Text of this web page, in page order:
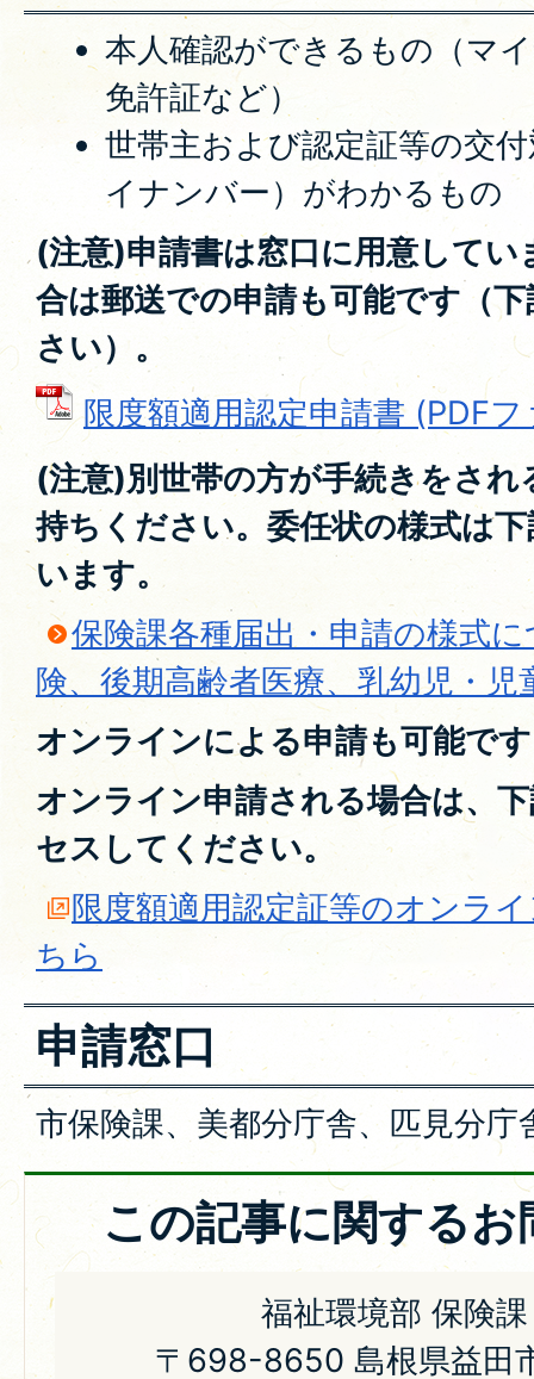
本人確認ができるもの（マ
免許証など）
世帯主および認定証等の交
イナンバー）がわかるもの
(注意)申請書は窓口に用意してい
合は郵送での申請も可能です（
さい）。
限度額適用認定申請書 (PDF
(注意)別世帯の方が手続きをさ
持ちください。委任状の様式は
います。
保険課各種届出・申請の様式
険、後期高齢者医療、乳幼児・児
オンラインによる申請も可能で
オンライン申請される場合は、
セスしてください。
限度額適用認定証等のオンラ
ちら
申請窓口
市保険課、美都分庁舎、匹見分庁
この記事に関する
福祉環境部 保険
〒698-8650 島根県益田